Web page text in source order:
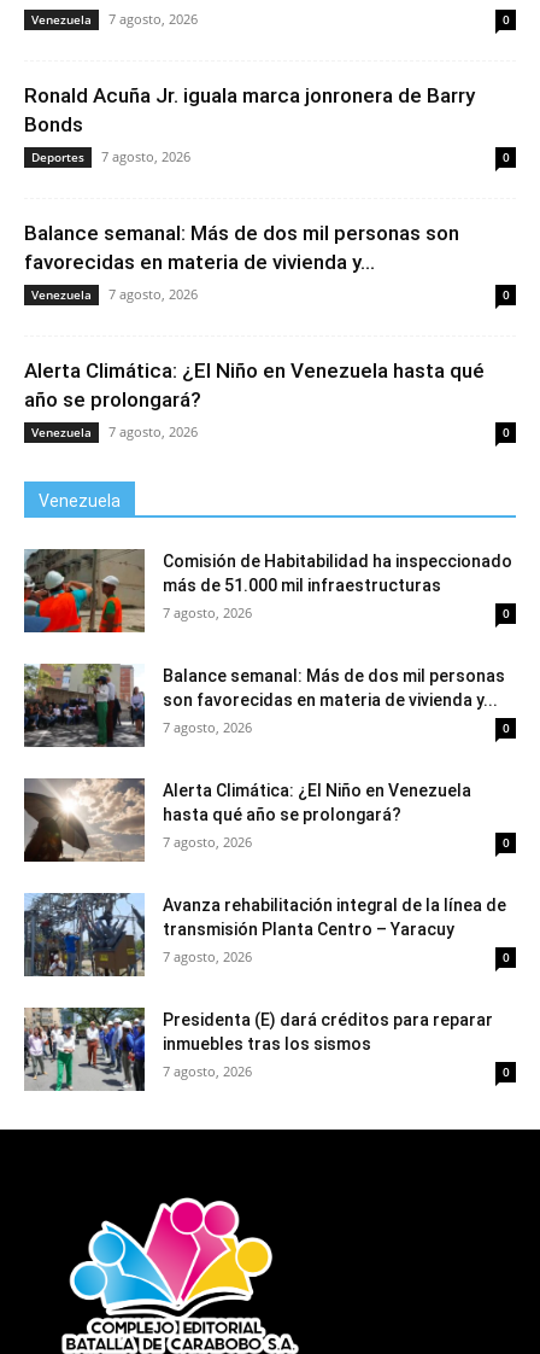
Venezuela 7 agosto, 2026 0
Ronald Acuña Jr. iguala marca jonronera de Barry
Bonds
Deportes 7 agosto, 2026 0
Balance semanal: Más de dos mil personas son
favorecidas en materia de vivienda y...
Venezuela 7 agosto, 2026 0
Alerta Climática: ¿El Niño en Venezuela hasta qué
año se prolongará?
Venezuela 7 agosto, 2026 0
Venezuela
Comisión de Habitabilidad ha inspeccionado
más de 51.000 mil infraestructuras
7 agosto, 2026 0
Balance semanal: Más de dos mil personas
son favorecidas en materia de vivienda y...
7 agosto, 2026 0
Alerta Climática: ¿El Niño en Venezuela
hasta qué año se prolongará?
7 agosto, 2026 0
Avanza rehabilitación integral de la línea de
transmisión Planta Centro – Yaracuy
7 agosto, 2026 0
Presidenta (E) dará créditos para reparar
inmuebles tras los sismos
7 agosto, 2026 0